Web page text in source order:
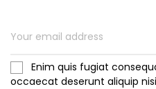
Enim quis fugiat
occaecat deserunt aliquip